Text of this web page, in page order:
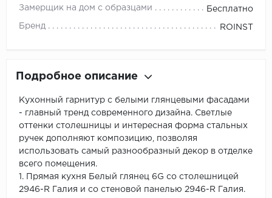
Замерщик на дом с образцами Бесплатно
Бренд ROINST
Подробное описание
Кухонный гарнитур с белыми глянцевыми фасадами
- главный тренд современного дизайна. Светлые
оттенки столешницы и интересная форма стальных
ручек дополняют композицию, позволяя
использовать самый разнообразный декор в отделке
всего помещения.
1. Прямая кухня Белый глянец 6G со столешницей
2946-R Галия и со стеновой панелью 2946-R Галия.